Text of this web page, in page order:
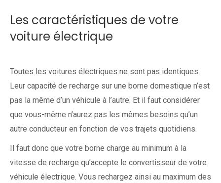
Les caractéristiques de votre
voiture électrique
Toutes les voitures électriques ne sont pas identiques.
Leur capacité de recharge sur une borne domestique n’est
pas la même d’un véhicule à l’autre. Et il faut considérer
que vous-même n’aurez pas les mêmes besoins qu’un
autre conducteur en fonction de vos trajets quotidiens.
Il faut donc que votre borne charge au minimum à la
vitesse de recharge qu’accepte le convertisseur de votre
véhicule électrique. Vous rechargez ainsi au maximum des